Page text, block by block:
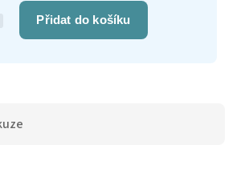
Přidat do košíku